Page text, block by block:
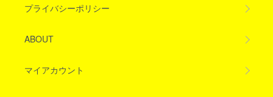
プライバシーポリシー
ABOUT
マイアカウント